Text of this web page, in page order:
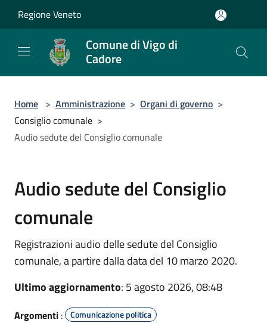
Regione Veneto
Comune di Vigo di
Cadore
Home > Amministrazione > Organi di governo >
Consiglio comunale >
Audio sedute del Consiglio comunale
Audio sedute del Consiglio
comunale
Registrazioni audio delle sedute del Consiglio
comunale, a partire dalla data del 10 marzo 2020.
Ultimo aggiornamento: 5 agosto 2026, 08:48
Argomenti :
Comunicazione politica